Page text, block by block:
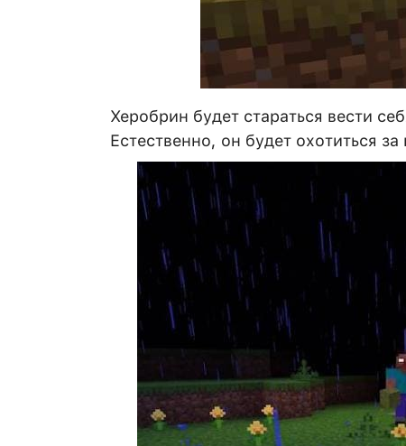
Херобрин будет стараться вести
Естественно, он будет охотиться